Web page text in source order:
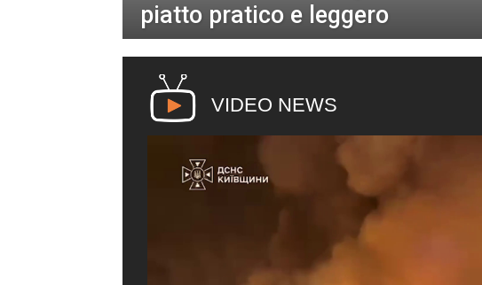
piatto pratico e leggero
VIDEO NEWS